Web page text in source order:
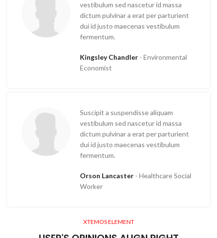
vestibulum sed nascetur id massa
dictum pulvinar a erat per parturient
dui id justo maecenas vestibulum
fermentum.
Kingsley Chandler
Environmental
Economist
Suscipit a suspendisse aliquam
vestibulum sed nascetur id massa
dictum pulvinar a erat per parturient
dui id justo maecenas vestibulum
fermentum.
Orson Lancaster
Healthcare Social
Worker
XTEMOS ELEMENT